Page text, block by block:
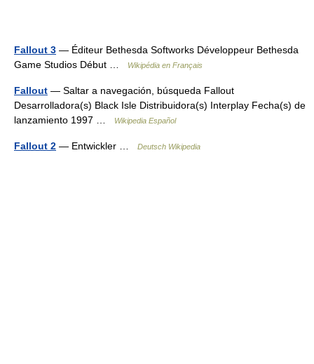
Fallout 3 — Éditeur Bethesda Softworks Développeur Bethesda
Game Studios Début …
Wikipédia en Français
Fallout — Saltar a navegación, búsqueda Fallout
Desarrolladora(s) Black Isle Distribuidora(s) Interplay Fecha(s) de
lanzamiento 1997 …
Wikipedia Español
Fallout 2 — Entwickler … Deutsch Wikipedia